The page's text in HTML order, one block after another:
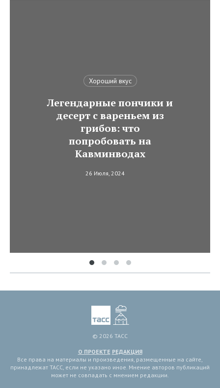
Хороший вкус
Легендарные пончики и
десерт с вареньем из
грибов: что
попробовать на
Кавминводах
26 Июля, 2024
© 2026 ТАСС
О ПРОЕКТЕ РЕДАКЦИЯ
Все права на материалы и произведения, размещенные на сайте,
принадлежат ТАСС, если не указано иное. Мнение авторов публикаций
может не совпадать с мнением редакции.